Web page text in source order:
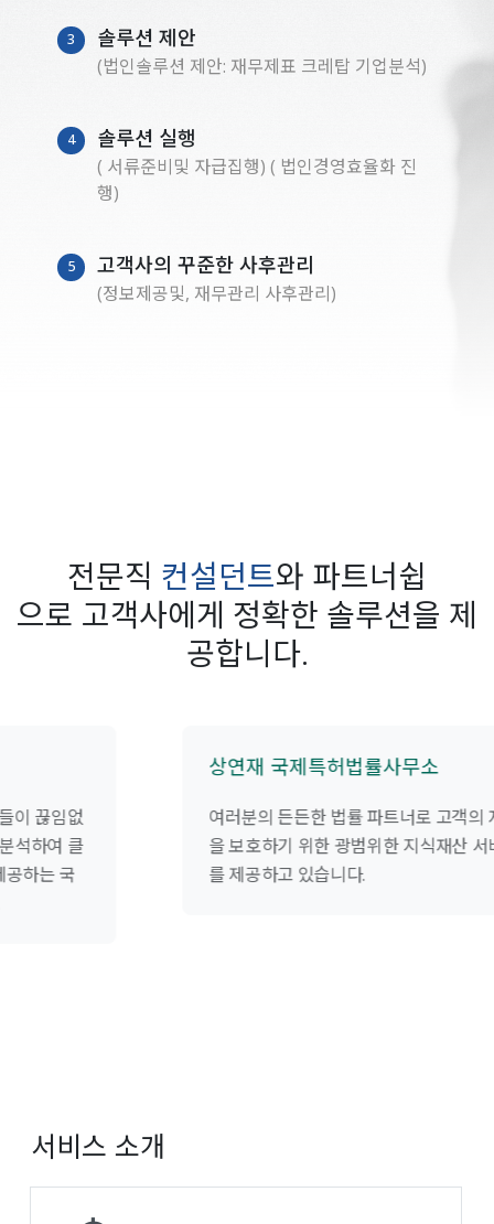
3 솔루션 제안
(법인솔루션 제안: 재무제표 크레탑 기업분석)
4 솔루션 실행
( 서류준비및 자급집행) ( 법인경영효율화 진
행)
5 고객사의 꾸준한 사후관리
(정보제공및, 재무관리 사후관리)
전문직 컨설던트와 파트너쉽
으로 고객사에게 정확한 솔루션을 제
공합니다.
상연재 국제특허법률사무소
여러분의 든든한 법률 파트너로 고객의 자산
을 보호하기 위한 광범위한 지식재산 서비스
를 제공하고 있습니다.
서비스 소개